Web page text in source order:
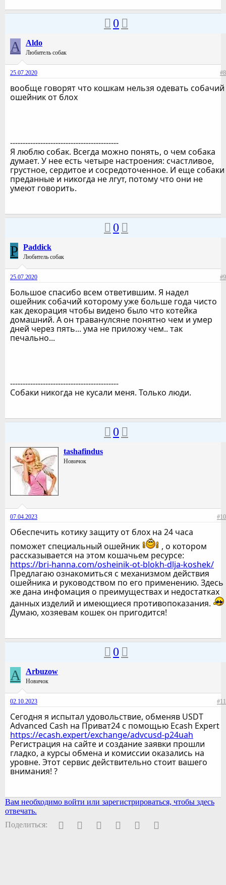
0
A Aldo
Любитель собак
25.07.2020 #8
вообще говорят что кошкам нельзя одевать собачий
ошейник от блох
-------------------------------------------
Я люблю собак. Всегда можно понять, о чем собака
думает. У нее есть четыре настроения: счастливое,
грустное, сердитое и сосредоточенное. И еще собаки
преданные и никогда не лгут, потому что они не
умеют говорить.
0
P Paddick
Любитель собак
25.07.2020 #9
Большое спасибо всем ответившим. Я надел
ошейник собачий которому уже больше года чисто
как декорация чтобы видено было что котейка
домашний. А он траванулсяне понятно чем и умер
дней через пять... ума не приложу чем.. так
печально...
-------------------------------------------
Собаки никогда не кусали меня. Только люди.
0
tashafindus
Новичок
07.04.2023 #10
Обеспечить котику защиту от блох на 24 часа
поможет специальный ошейник
, о котором
рассказывается на этом кошачьем ресурсе:
https://bri-hanna.com/osheinik-ot-blokh-dlja-koshek/
Предлагаю ознакомиться с механизмом действия
ошейника и руководством по его применению. Здесь
же дана инфомация о преимуществах и недостатках
данных изделий и имеющиеся противопоказания.
Думаю, хозяевам кошек он пригодится!
0
A Arbuzow
Новичок
02.10.2023 #11
Сегодня я испытал удовольствие, обменяв USDT
Advanced Cash на Приват24 с помощью Ecash Expert
https://ecash.expert/exchange/advcusd-p24uah
Регистрация на сайте и создание заявки прошли
гладко, а курсы обмена и комиссии оказались на
уровне. Этот сервис действительно стоит вашего
внимания! ?
Вам необходимо войти или зарегистрироваться, чтобы здесь
отвечать.
Поделиться:
FacebookTwitter PinterestWhatsAppЭлектронная почта